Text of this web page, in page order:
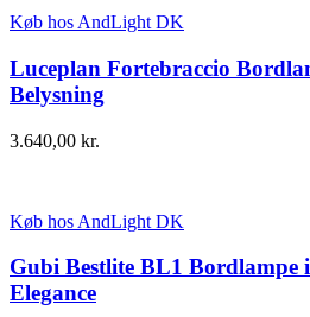
Køb hos AndLight DK
Luceplan Fortebraccio
Belysning
3.640,00 kr.
Køb hos AndLight DK
Gubi Bestlite BL1 Bordlampe
Elegance